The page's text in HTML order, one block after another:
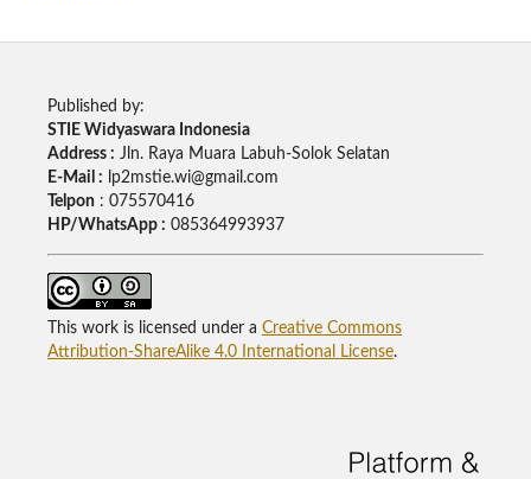
Published by:
STIE Widyaswara Indonesia
Address : Jln. Raya Muara Labuh-Solok Selatan
E-Mail : lp2mstie.wi@gmail.com
Telpon: 075570416
HP/WhatsApp : 085364993937
This work is licensed under a Creative Commons
Attribution-ShareAlike 4.0 International License.